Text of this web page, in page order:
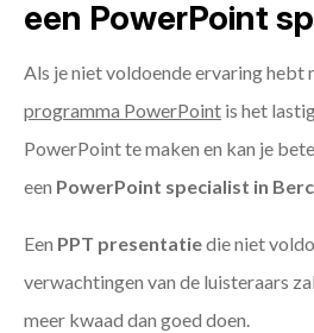
een PowerPoint
Als je niet voldoende ervaring hebt
programma PowerPoint is het
PowerPoint te maken en kan je
een PowerPoint specialist in
Een PPT presentatiedie niet
verwachtingen van de luisteraars
meer kwaad dan goed doen.